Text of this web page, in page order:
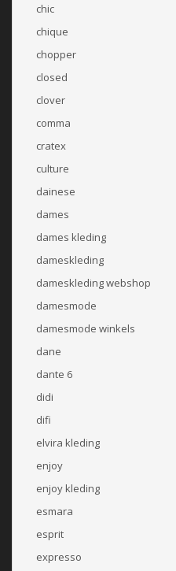
chic
chique
chopper
closed
clover
comma
cratex
culture
dainese
dames
dames kleding
dameskleding
dameskleding webshop
damesmode
damesmode winkels
dane
dante 6
didi
difi
elvira kleding
enjoy
enjoy kleding
esmara
esprit
expresso